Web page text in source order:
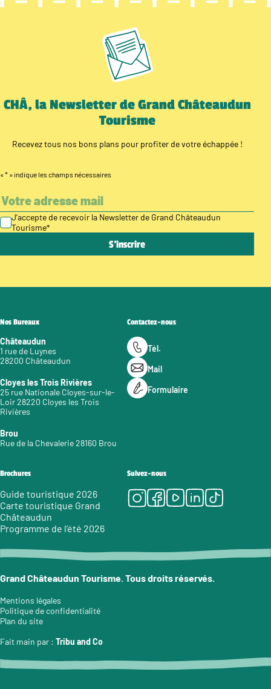
CHÂ, la Newsletter de Grand Châteaudun
Tourisme
Recevez tous nos bons plans pour profiter de votre échappée !
« * » indique les champs nécessaires
J’accepte de recevoir la Newsletter de Grand Châteaudun
Tourisme*
Nos Bureaux
Châteaudun
1 rue de Luynes
28200 Châteaudun
Cloyes les Trois Rivières
25 rue Nationale Cloyes-sur-le-
Loir 28220 Cloyes les Trois
Rivières
Brou
Rue de la Chevalerie 28160 Brou
Contactez-nous
Tél.
Mail
Formulaire
Brochures
Guide touristique 2026
Carte touristique Grand
Châteaudun
Programme de l’été 2026
Suivez-nous
Instagram
Facebook
Youtube
LinkedIn
Tiktok
Grand Châteaudun Tourisme. Tous droits réservés.
Mentions légales
Politique de confidentialité
Plan du site
Fait main par : Tribu and Co